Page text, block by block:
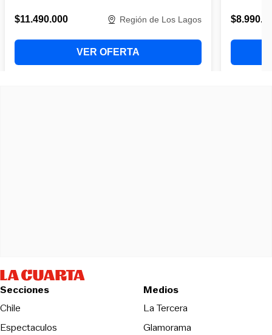
Secciones
Chile
Espectaculos
Medios
La TerceraOpens in new
Glamorama